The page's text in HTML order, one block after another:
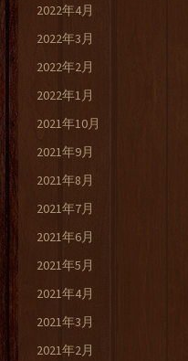
2022年4月
2022年3月
2022年2月
2022年1月
2021年10月
2021年9月
2021年8月
2021年7月
2021年6月
2021年5月
2021年4月
2021年3月
2021年2月